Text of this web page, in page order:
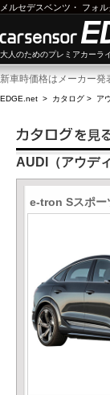
メルセデスベンツ ・ フォ
大人のためのプレミアカーラ
新車時価格はメーカー発
EDGE.net > カタログ > ア
AUDI（アウデ
e-tron Sスポー